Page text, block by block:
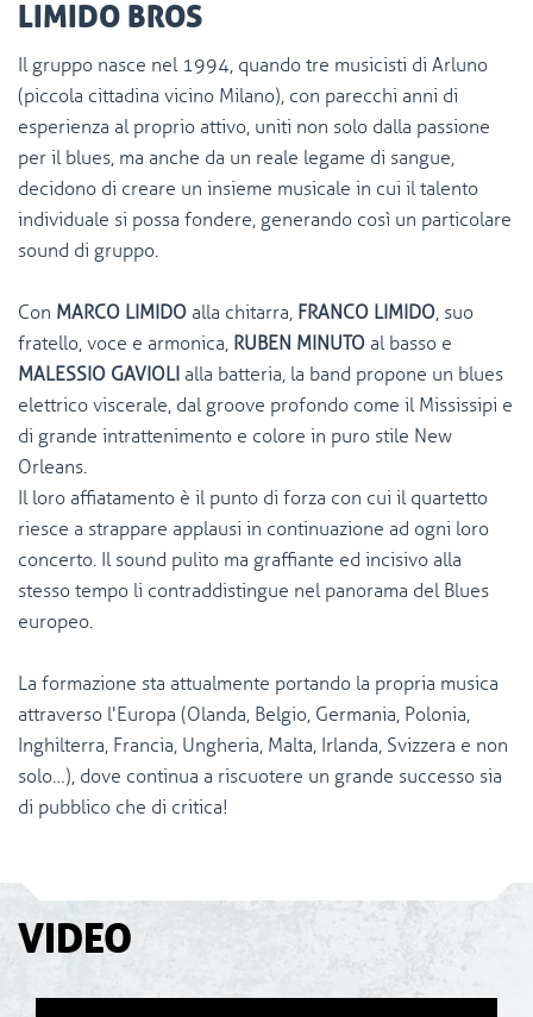
LIMIDO BROS
Il gruppo nasce nel 1994, quando tre musicisti di Arluno
(piccola cittadina vicino Milano), con parecchi anni di
esperienza al proprio attivo, uniti non solo dalla passione
per il blues, ma anche da un reale legame di sangue,
decidono di creare un insieme musicale in cui il talento
individuale si possa fondere, generando così un particolare
sound di gruppo.
Con MARCO LIMIDO alla chitarra, FRANCO LIMIDO, suo
fratello, voce e armonica, RUBEN MINUTO al basso e
MALESSIO GAVIOLI alla batteria, la band propone un blues
elettrico viscerale, dal groove profondo come il Mississipi e
di grande intrattenimento e colore in puro stile New
Orleans.
Il loro affiatamento è il punto di forza con cui il quartetto
riesce a strappare applausi in continuazione ad ogni loro
concerto. Il sound pulito ma graffiante ed incisivo alla
stesso tempo li contraddistingue nel panorama del Blues
europeo.
La formazione sta attualmente portando la propria musica
attraverso l'Europa (Olanda, Belgio, Germania, Polonia,
Inghilterra, Francia, Ungheria, Malta, Irlanda, Svizzera e non
solo…), dove continua a riscuotere un grande successo sia
di pubblico che di critica!
VIDEO